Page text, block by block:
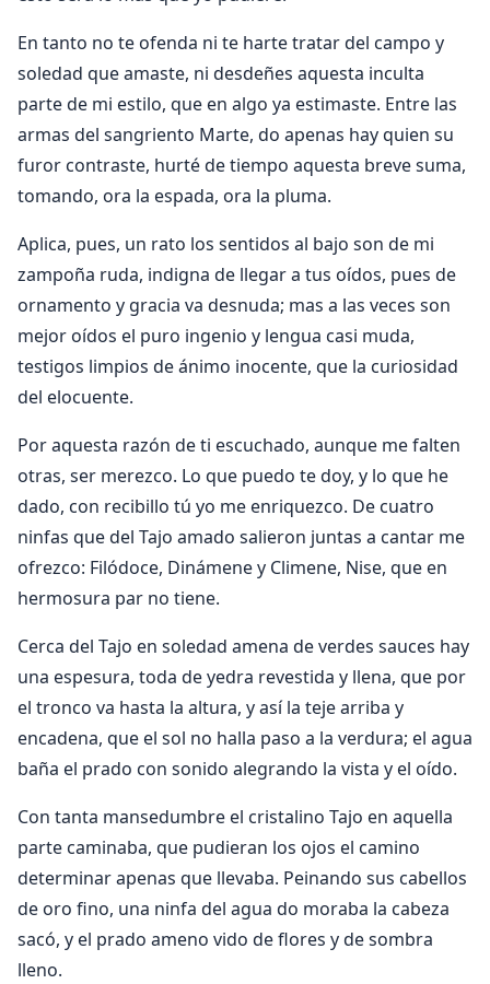
En tanto no te ofenda ni te harte tratar del campo y
soledad que amaste, ni desdeñes aquesta inculta
parte de mi estilo, que en algo ya estimaste. Entre las
armas del sangriento Marte, do apenas hay quien su
furor contraste, hurté de tiempo aquesta breve suma,
tomando, ora la espada, ora la pluma.
Aplica, pues, un rato los sentidos al bajo son de mi
zampoña ruda, indigna de llegar a tus oídos, pues de
ornamento y gracia va desnuda; mas a las veces son
mejor oídos el puro ingenio y lengua casi muda,
testigos limpios de ánimo inocente, que la curiosidad
del elocuente.
Por aquesta razón de ti escuchado, aunque me falten
otras, ser merezco. Lo que puedo te doy, y lo que he
dado, con recibillo tú yo me enriquezco. De cuatro
ninfas que del Tajo amado salieron juntas a cantar me
ofrezco: Filódoce, Dinámene y Climene, Nise, que en
hermosura par no tiene.
Cerca del Tajo en soledad amena de verdes sauces hay
una espesura, toda de yedra revestida y llena, que por
el tronco va hasta la altura, y así la teje arriba y
encadena, que el sol no halla paso a la verdura; el agua
baña el prado con sonido alegrando la vista y el oído.
Con tanta mansedumbre el cristalino Tajo en aquella
parte caminaba, que pudieran los ojos el camino
determinar apenas que llevaba. Peinando sus cabellos
de oro fino, una ninfa del agua do moraba la cabeza
sacó, y el prado ameno vido de flores y de sombra
lleno.